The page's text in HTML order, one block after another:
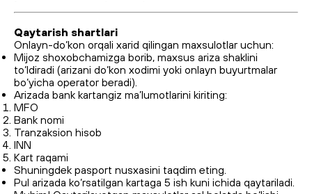
Qaytarish shartlari
Onlayn-do‘kon orqali xarid qilingan maxsulotlar uchun:
Mijoz shoxobchamizga borib, maxsus ariza shaklini
to‘ldiradi (arizani do‘kon xodimi yoki onlayn buyurtmalar
bo‘yicha operator beradi).
Arizada bank kartangiz ma’lumotlarini kiriting:
MFO
Bank nomi
Tranzaksion hisob
INN
Kart raqami
Shuningdek pasport nusxasini taqdim eting.
Pul arizada ko‘rsatilgan kartaga 5 ish kuni ichida qaytariladi.